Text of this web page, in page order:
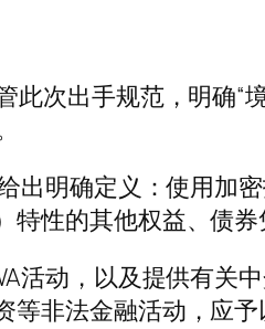
次出手规范，明确“
明确定义：使用加
性的其他权益、债
动，以及提供有关
等非法金融活动，应